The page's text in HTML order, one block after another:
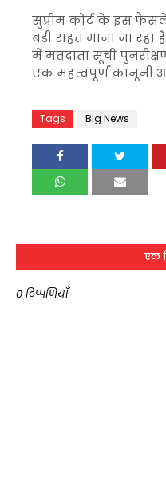
सुप्रीम कोर्ट के इस
बड़ी राहत माना जा
में मतदाता सूची
एक महत्वपूर्ण कानूनी
Tags Big News
एक
0 टिप्पणियाँ